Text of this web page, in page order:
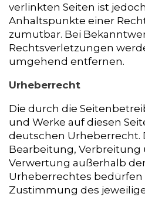
verlinkten Seiten ist
Anhaltspunkte einer
zumutbar. Bei
Rechtsverletzungen
umgehend entfernen.
Urheberrecht
Die durch die
und Werke auf diesen
deutschen Urheberrecht.
Bearbeitung, Verbreitung
Verwertung außerhalb
Urheberrechtes
Zustimmung des